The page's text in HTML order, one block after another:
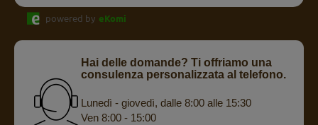
powered by eKomi
Hai delle domande? Ti offriamo una
consulenza personalizzata al telefono.
Lunedì - giovedì, dalle 8:00 alle 15:30
Ven 8:00 - 15:00